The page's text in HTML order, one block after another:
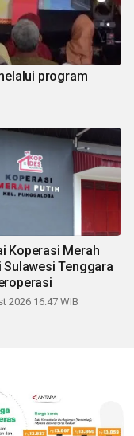
program
Koperasi Merah
Sulawesi Tenggara
2026 16:47 WIB